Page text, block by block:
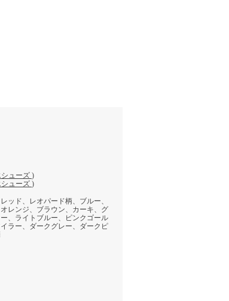
ューズ )
ューズ )
ッド、レオパード柄、ブルー、
レンジ、ブラウン、カーキ、グ
、ライトブルー、ピンクゴール
ラー、ダークグレー、ダークピ